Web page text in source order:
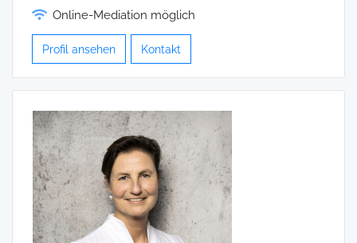
Online-Mediation möglich
Profil ansehen Kontakt